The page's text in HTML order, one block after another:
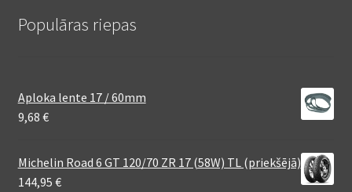
Populāras riepas
Aploka lente 17 / 60mm
9,68 €
Michelin Road 6 GT 120/70 ZR 17 (58W) TL (priekšējā)
144,95 €